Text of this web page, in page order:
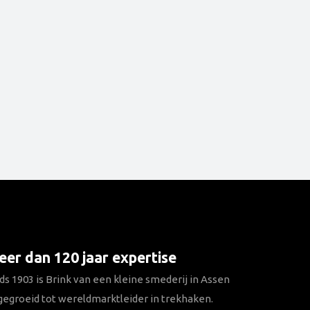
dan 120 jaar expertise
1903 is Brink van een kleine smederij in Assen
tot wereldmarktleider in trekhaken.